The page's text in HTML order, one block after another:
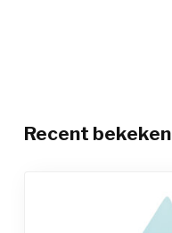
Recent bekeken